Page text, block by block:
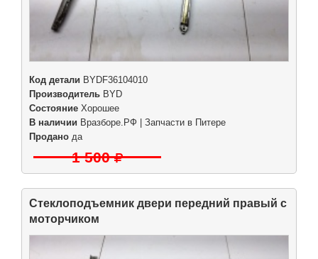
Код детали BYDF36104010
Производитель BYD
Состояние Хорошее
В наличии Вразборе.РФ | Запчасти в Питере
Продано да
1 500
Стеклоподъемник двери передний правый с
моторчиком